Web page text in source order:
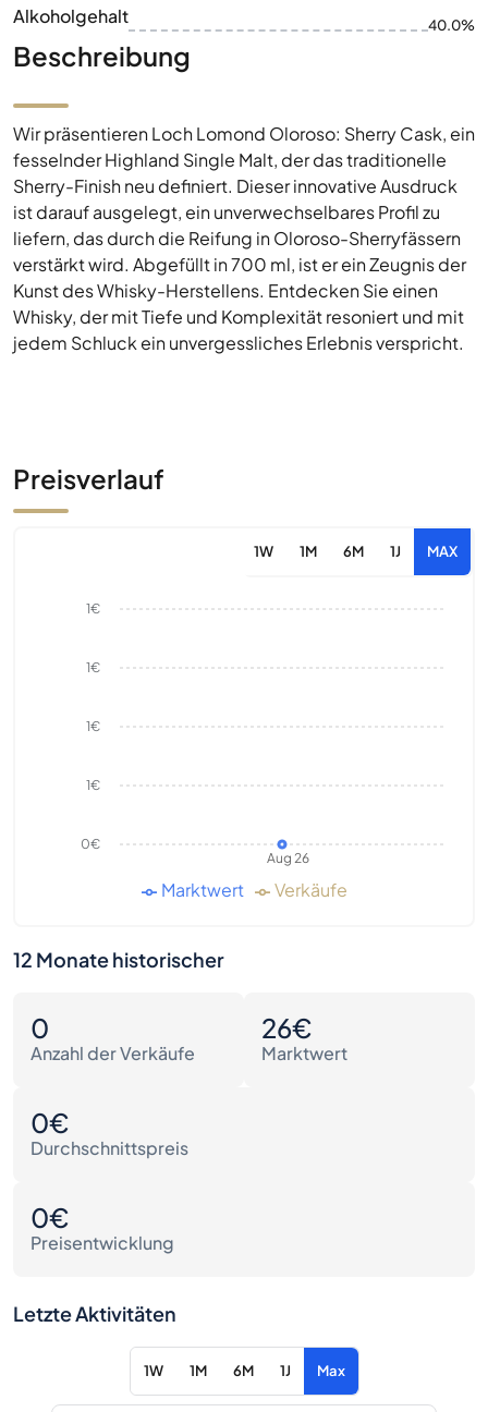
Alkoholgehalt 40.0%
Beschreibung
Wir präsentieren Loch Lomond Oloroso: Sherry Cask, ein
fesselnder Highland Single Malt, der das traditionelle
Sherry-Finish neu definiert. Dieser innovative Ausdruck
ist darauf ausgelegt, ein unverwechselbares Profil zu
liefern, das durch die Reifung in Oloroso-Sherryfässern
verstärkt wird. Abgefüllt in 700 ml, ist er ein Zeugnis der
Kunst des Whisky-Herstellens. Entdecken Sie einen
Whisky, der mit Tiefe und Komplexität resoniert und mit
jedem Schluck ein unvergessliches Erlebnis verspricht.
Preisverlauf
1W 1M 6M 1J MAX
Aug 26
0€
1€
1€
1€
1€
Marktwert Verkäufe
12 Monate historischer
0
Anzahl der Verkäufe
26€
Marktwert
0€
Durchschnittspreis
0€
Preisentwicklung
Letzte Aktivitäten
1W 1M 6M 1J Max